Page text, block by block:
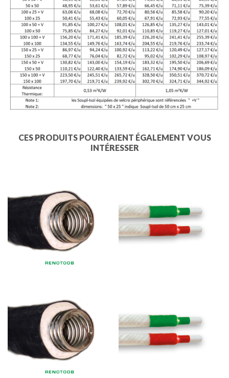
CES PRODUITS POURRAIENT ÉGALEMENT VOUS
INTÉRESSER